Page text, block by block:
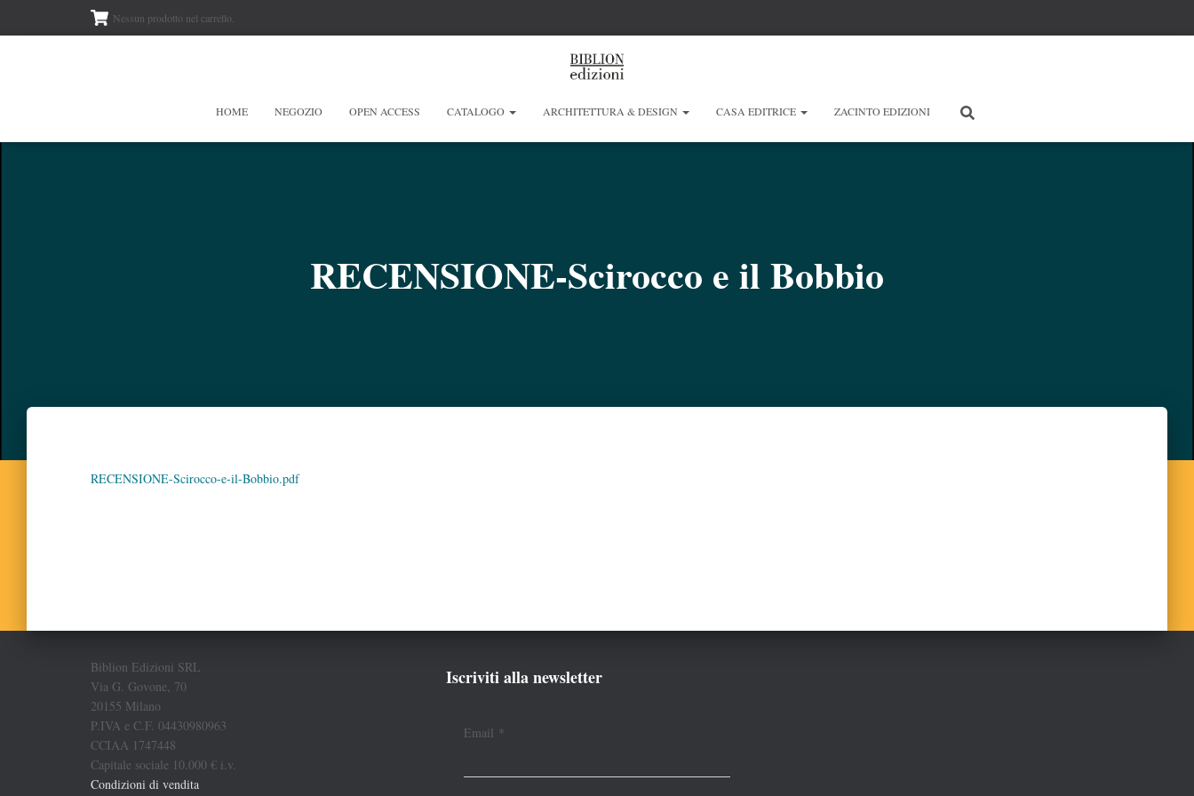
Nessun prodotto nel carrello.
HOME NEGOZIO OPEN ACCESS CATALOGO ARCHITETTURA & DESIGN CASA EDITRICE ZACINTO EDIZIONI
RECENSIONE-Scirocco e il Bobbio
RECENSIONE-Scirocco-e-il-Bobbio.pdf
Biblion Edizioni SRL
Via G. Govone, 70
20155 Milano
P.IVA e C.F. 04430980963
CCIAA 1747448
Capitale sociale 10.000 € i.v.
Condizioni di vendita
Iscriviti alla newsletter
Email *